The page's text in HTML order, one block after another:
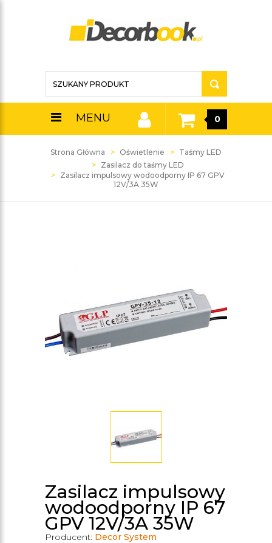
MENU 0
Strona Główna Oświetlenie
Taśmy LED
Zasilacz do taśmy LED
Zasilacz impulsowy wodoodporny IP 67 GPV
12V/3A 35W
Zasilacz impulsowy
wodoodporny IP 67
GPV 12V/3A 35W
Producent: Decor System